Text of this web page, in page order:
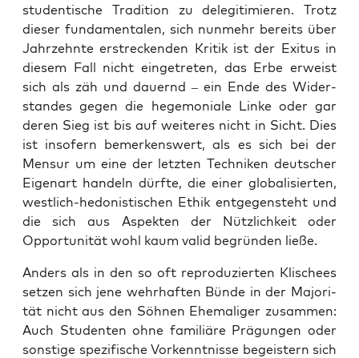
stu­den­ti­sche Tra­di­ti­on zu dele­gi­ti­mie­ren. Trotz
die­ser fun­da­men­ta­len, sich nun­mehr bereits über
Jahr­zehn­te erstre­cken­den Kri­tik ist der Exitus in
die­sem Fall nicht ein­ge­tre­ten, das Erbe erweist
sich als zäh und dau­ernd – ein Ende des Wider­
stan­des gegen die hege­mo­nia­le Lin­ke oder gar
deren Sieg ist bis auf wei­te­res nicht in Sicht. Dies
ist inso­fern bemer­kens­wert, als es sich bei der
Men­sur um eine der letz­ten Tech­ni­ken deut­scher
Eigen­art han­deln dürf­te, die einer glo­ba­li­sier­ten,
west­lich-hedo­nis­ti­schen Ethik ent­ge­gen­steht und
die sich aus Aspek­ten der Nütz­lich­keit oder
Oppor­tu­ni­tät wohl kaum valid begrün­den ließe.
Anders als in den so oft repro­du­zier­ten Kli­schees
set­zen sich jene wehr­haf­ten Bün­de in der Majo­ri­
tät nicht aus den Söh­nen Ehe­ma­li­ger zusam­men:
Auch Stu­den­ten ohne fami­liä­re Prä­gun­gen oder
sons­ti­ge spe­zi­fi­sche Vor­kennt­nis­se begeis­tern sich